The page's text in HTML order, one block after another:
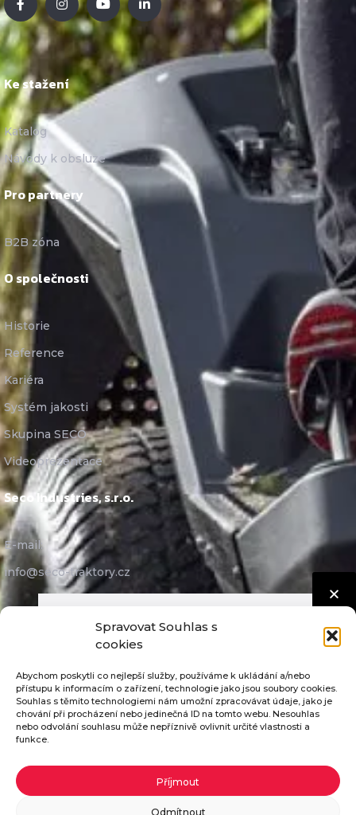
Spravovat Souhlas s
cookies
Abychom poskytli co nejlepší služby, používáme k ukládání a/nebo
přístupu k informacím o zařízení, technologie jako jsou soubory cookies.
Souhlas s těmito technologiemi nám umožní zpracovávat údaje, jako je
chování při procházení nebo jedinečná ID na tomto webu. Nesouhlas
nebo odvolání souhlasu může nepříznivě ovlivnit určité vlastnosti a
funkce.
Příjmout
Odmítnout
Ke stažení
Katalog
Návody k obsluze
Pro partnery
B2B zóna
O společnosti
Historie
Reference
Kariéra
Systém jakosti
Skupina SECO
Videoprezentace
Seco Industries, s.r.o.
E-mail:
info@seco-traktory.cz
DIČ CZ05391423
Seco Industries, s.r.o. ©2026
GDPR
Pošleme vám katalog ZDARMA
Pokud vyplníte potřebné údaje, zašleme vám